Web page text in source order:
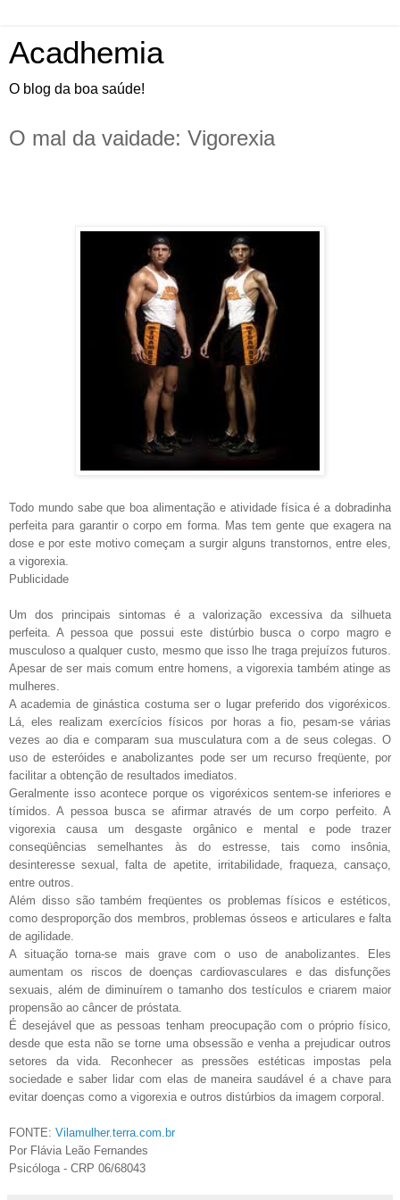
Acadhemia
O blog da boa saúde!
O mal da vaidade: Vigorexia
Todo mundo sabe que boa alimentação e atividade física é a dobradinha
perfeita para garantir o corpo em forma. Mas tem gente que exagera na
dose e por este motivo começam a surgir alguns transtornos, entre eles,
a vigorexia.
Publicidade
Um dos principais sintomas é a valorização excessiva da silhueta
perfeita. A pessoa que possui este distúrbio busca o corpo magro e
musculoso a qualquer custo, mesmo que isso lhe traga prejuízos futuros.
Apesar de ser mais comum entre homens, a vigorexia também atinge as
mulheres.
A academia de ginástica costuma ser o lugar preferido dos vigoréxicos.
Lá, eles realizam exercícios físicos por horas a fio, pesam-se várias
vezes ao dia e comparam sua musculatura com a de seus colegas. O
uso de esteróides e anabolizantes pode ser um recurso freqüente, por
facilitar a obtenção de resultados imediatos.
Geralmente isso acontece porque os vigoréxicos sentem-se inferiores e
tímidos. A pessoa busca se afirmar através de um corpo perfeito. A
vigorexia causa um desgaste orgânico e mental e pode trazer
conseqüências semelhantes às do estresse, tais como insônia,
desinteresse sexual, falta de apetite, irritabilidade, fraqueza, cansaço,
entre outros.
Além disso são também freqüentes os problemas físicos e estéticos,
como desproporção dos membros, problemas ósseos e articulares e falta
de agilidade.
A situação torna-se mais grave com o uso de anabolizantes. Eles
aumentam os riscos de doenças cardiovasculares e das disfunções
sexuais, além de diminuírem o tamanho dos testículos e criarem maior
propensão ao câncer de próstata.
É desejável que as pessoas tenham preocupação com o próprio físico,
desde que esta não se torne uma obsessão e venha a prejudicar outros
setores da vida. Reconhecer as pressões estéticas impostas pela
sociedade e saber lidar com elas de maneira saudável é a chave para
evitar doenças como a vigorexia e outros distúrbios da imagem corporal.
FONTE: Vilamulher.terra.com.br
Por Flávia Leão Fernandes
Psicóloga - CRP 06/68043